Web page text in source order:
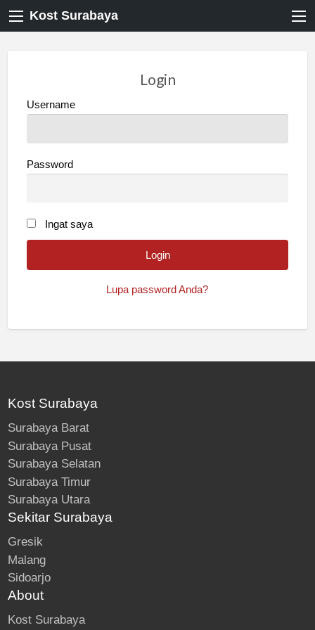
Kost Surabaya
Login
Username
Password
Ingat saya
Lupa password Anda?
Kost Surabaya
Surabaya Barat
Surabaya Pusat
Surabaya Selatan
Surabaya Timur
Surabaya Utara
Sekitar Surabaya
Gresik
Malang
Sidoarjo
About
Kost Surabaya